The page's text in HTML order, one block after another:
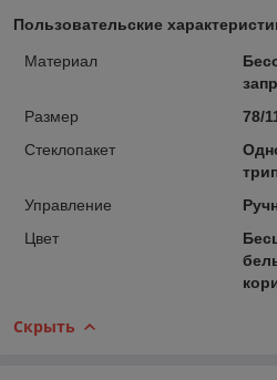
Пользовательские
Материал
Размер
78/
Стеклопакет
Управление
Цвет
Скрыть